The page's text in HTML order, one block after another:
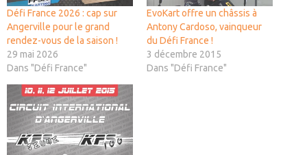
Défi France 2026 : cap sur
Angerville pour le grand
rendez-vous de la saison !
29 mai 2026
Dans "Défi France"
EvoKart offre un châssis à
Antony Cardoso, vainqueur
du Défi France !
3 décembre 2015
Dans "Défi France"